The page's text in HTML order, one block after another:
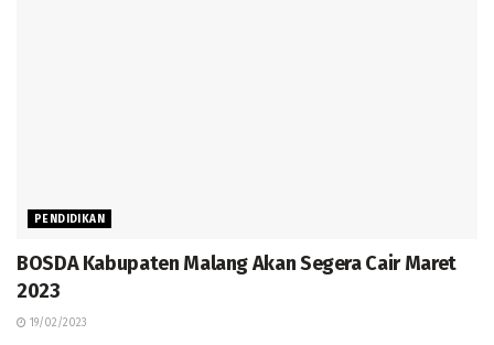
PENDIDIKAN
BOSDA Kabupaten Malang Akan Segera Cair Maret
2023
19/02/2023